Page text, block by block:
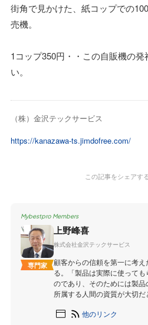
街角で見かけた、紙コップでの
売機。
1コップ350円・・この自販機の
い。
（株）金沢テックサービス
https://kanazawa-ts.jimdofree.com/
この記事をシェアす
Mybestpro Members
専門家
上野峰喜
株式会社金沢テックサービス
顧客からの信頼を第一に考
る。「製品は実際に使って
のであり、そのためには製
所属する人間の資質が大切だ
他のリンク